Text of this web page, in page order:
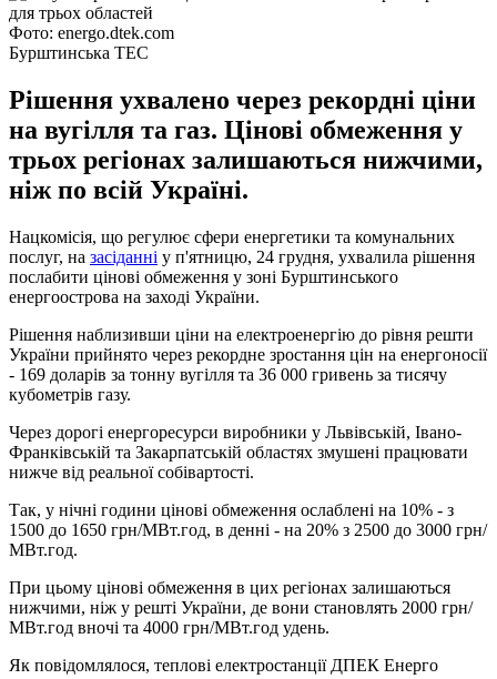
Фото: energo.dtek.com
Бурштинська ТЕС
Рішення ухвалено через рекордні ціни
на вугілля та газ. Цінові обмеження у
трьох регіонах залишаються нижчими,
ніж по всій Україні.
Нацкомісія, що регулює сфери енергетики та комунальних
послуг, на засіданні у п'ятницю, 24 грудня, ухвалила рішення
послабити цінові обмеження у зоні Бурштинського
енергоострова на заході України.
Рішення наблизивши ціни на електроенергію до рівня решти
України прийнято через рекордне зростання цін на енергоносії
- 169 доларів за тонну вугілля та 36 000 гривень за тисячу
кубометрів газу.
Через дорогі енергоресурси виробники у Львівській, Івано-
Франківській та Закарпатській областях змушені працювати
нижче від реальної собівартості.
Так, у нічні години цінові обмеження ослаблені на 10% - з
1500 до 1650 грн/МВт.год, в денні - на 20% з 2500 до 3000 грн/
МВт.год.
При цьому цінові обмеження в цих регіонах залишаються
нижчими, ніж у решті України, де вони становлять 2000 грн/
МВт.год вночі та 4000 грн/МВт.год удень.
Як повідомлялося, теплові електростанції ДПЕК Енерго